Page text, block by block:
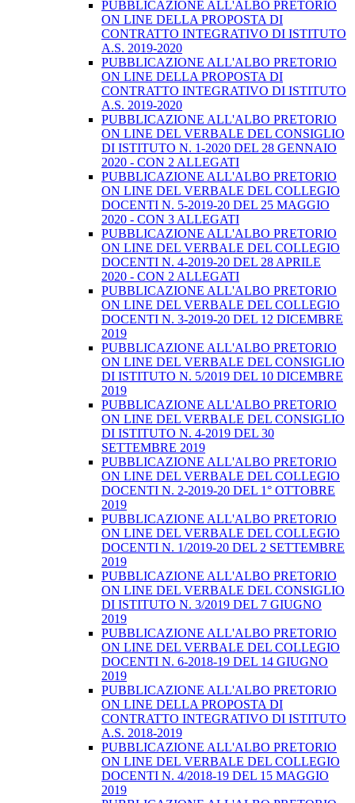
PUBBLICAZIONE ALL'ALBO PRETORIO
ON LINE DELLA PROPOSTA DI
CONTRATTO INTEGRATIVO DI ISTITUTO
A.S. 2019-2020
PUBBLICAZIONE ALL'ALBO PRETORIO
ON LINE DELLA PROPOSTA DI
CONTRATTO INTEGRATIVO DI ISTITUTO
A.S. 2019-2020
PUBBLICAZIONE ALL'ALBO PRETORIO
ON LINE DEL VERBALE DEL CONSIGLIO
DI ISTITUTO N. 1-2020 DEL 28 GENNAIO
2020 - CON 2 ALLEGATI
PUBBLICAZIONE ALL'ALBO PRETORIO
ON LINE DEL VERBALE DEL COLLEGIO
DOCENTI N. 5-2019-20 DEL 25 MAGGIO
2020 - CON 3 ALLEGATI
PUBBLICAZIONE ALL'ALBO PRETORIO
ON LINE DEL VERBALE DEL COLLEGIO
DOCENTI N. 4-2019-20 DEL 28 APRILE
2020 - CON 2 ALLEGATI
PUBBLICAZIONE ALL'ALBO PRETORIO
ON LINE DEL VERBALE DEL COLLEGIO
DOCENTI N. 3-2019-20 DEL 12 DICEMBRE
2019
PUBBLICAZIONE ALL'ALBO PRETORIO
ON LINE DEL VERBALE DEL CONSIGLIO
DI ISTITUTO N. 5/2019 DEL 10 DICEMBRE
2019
PUBBLICAZIONE ALL'ALBO PRETORIO
ON LINE DEL VERBALE DEL CONSIGLIO
DI ISTITUTO N. 4-2019 DEL 30
SETTEMBRE 2019
PUBBLICAZIONE ALL'ALBO PRETORIO
ON LINE DEL VERBALE DEL COLLEGIO
DOCENTI N. 2-2019-20 DEL 1° OTTOBRE
2019
PUBBLICAZIONE ALL'ALBO PRETORIO
ON LINE DEL VERBALE DEL COLLEGIO
DOCENTI N. 1/2019-20 DEL 2 SETTEMBRE
2019
PUBBLICAZIONE ALL'ALBO PRETORIO
ON LINE DEL VERBALE DEL CONSIGLIO
DI ISTITUTO N. 3/2019 DEL 7 GIUGNO
2019
PUBBLICAZIONE ALL'ALBO PRETORIO
ON LINE DEL VERBALE DEL COLLEGIO
DOCENTI N. 6-2018-19 DEL 14 GIUGNO
2019
PUBBLICAZIONE ALL'ALBO PRETORIO
ON LINE DELLA PROPOSTA DI
CONTRATTO INTEGRATIVO DI ISTITUTO
A.S. 2018-2019
PUBBLICAZIONE ALL'ALBO PRETORIO
ON LINE DEL VERBALE DEL COLLEGIO
DOCENTI N. 4/2018-19 DEL 15 MAGGIO
2019